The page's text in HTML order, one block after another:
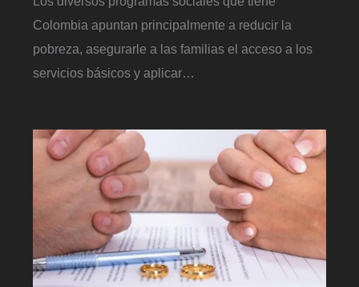
Colombia apuntan principalmente a reducir la
pobreza, asegurarle a las familias el acceso a los
servicios básicos y aplicar…